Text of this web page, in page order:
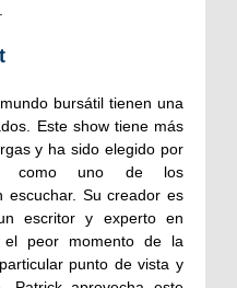
.
bursátil tienen una
Este show tiene más
y ha sido elegido por
uno de los
Su creador es
escritor y experto en
el peor momento de la
punto de vista y